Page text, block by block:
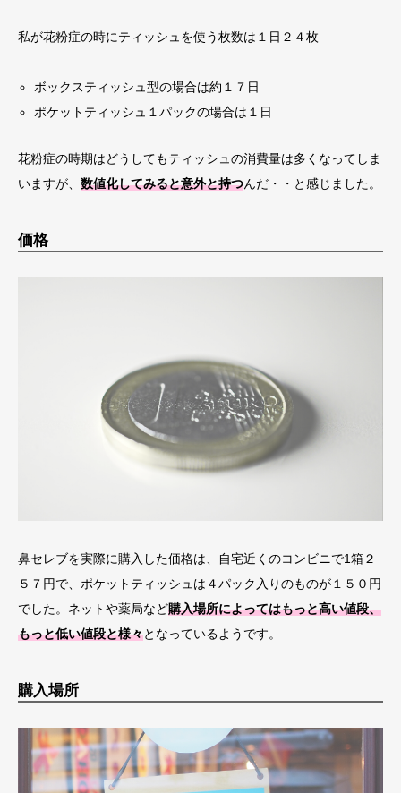
私が花粉症の時にティッシュを使う枚数は１日２４枚
ボックスティッシュ型の場合は約１７日
ポケットティッシュ１パックの場合は１日
花粉症の時期はどうしてもティッシュの消費量は多くなってしま
いますが、 数値化してみると意外と持つんだ・・と感じました。
価格
鼻セレブを実際に購入した価格は、自宅近くのコンビニで1箱２
５７円で、ポケットティッシュは４パック入りのものが１５０円
でした。ネットや薬局など購入場所によってはもっと高い値段、
もっと低い値段と様々となっているようです。
購入場所